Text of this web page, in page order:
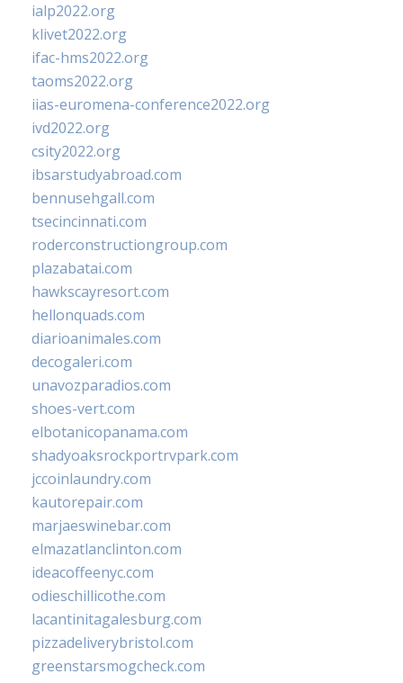
ialp2022.org
klivet2022.org
ifac-hms2022.org
taoms2022.org
iias-euromena-conference2022.org
ivd2022.org
csity2022.org
ibsarstudyabroad.com
bennusehgall.com
tsecincinnati.com
roderconstructiongroup.com
plazabatai.com
hawkscayresort.com
hellonquads.com
diarioanimales.com
decogaleri.com
unavozparadios.com
shoes-vert.com
elbotanicopanama.com
shadyoaksrockportrvpark.com
jccoinlaundry.com
kautorepair.com
marjaeswinebar.com
elmazatlanclinton.com
ideacoffeenyc.com
odieschillicothe.com
lacantinitagalesburg.com
pizzadeliverybristol.com
greenstarsmogcheck.com